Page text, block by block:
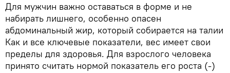
Для мужчин важно оставаться в форме и не
набирать лишнего, особенно опасен
абдоминальный жир, который собирается на талии
Как и все ключевые показатели, вес имеет свои
пределы для здоровья. Для взрослого человека
принято считать нормой показатель его роста (-)